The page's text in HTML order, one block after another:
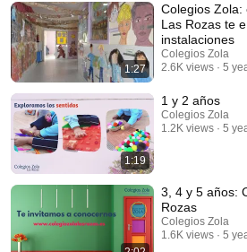
La enseñanza del alemán está también entre
*www.colegiozolalasrozas.es
1:27
Colegios Zola:
Las Rozas te
instalaciones
Colegios Zola
2.6K views
5
1:19
1 y 2 años
Colegios Zola
1.2K views
5
3, 4 y 5 años:
Rozas
Colegios Zola
1.6K views
5